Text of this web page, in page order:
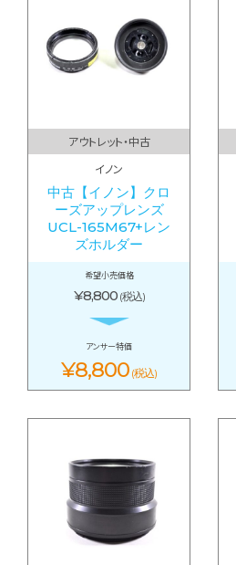
アウトレット・中古
イノン
中古【イノン】クロ
ーズアップレンズ
UCL-165M67+レン
ズホルダー
希望小売価格
¥8,800 (税込)
アンサー特価
¥8,800 (税込)